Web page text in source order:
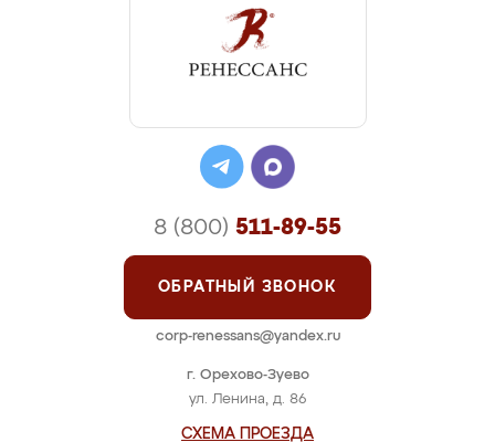
г. Орехово-Зуево
ул. Ленина, д. 86
СХЕМА ПРОЕЗДА
8 (800) 511-89-55
ОБРАТНЫЙ ЗВОНОК
corp-renessans@yandex.ru